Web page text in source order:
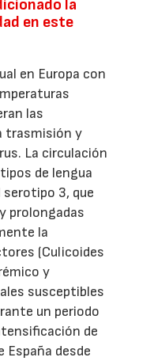
la
en este
en Europa con
las
trasmisión y
La circulación
de lengua
3, que
prolongadas
la
(Culicoides
y
susceptibles
un periodo
de
desde